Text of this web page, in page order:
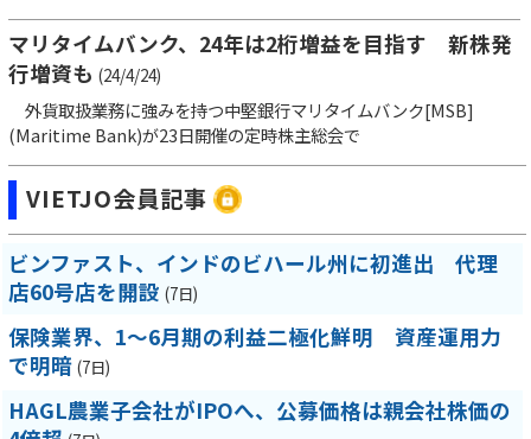
マリタイムバンク、24年は2桁増益を目指す 新株発
行増資も (24/4/24)
外貨取扱業務に強みを持つ中堅銀行マリタイムバンク[MSB]
(Maritime Bank)が23日開催の定時株主総会で
VIETJO会員記事
ビンファスト、インドのビハール州に初進出 代理
店60号店を開設 (7日)
保険業界、1～6月期の利益二極化鮮明 資産運用力
で明暗 (7日)
HAGL農業子会社がIPOへ、公募価格は親会社株価の